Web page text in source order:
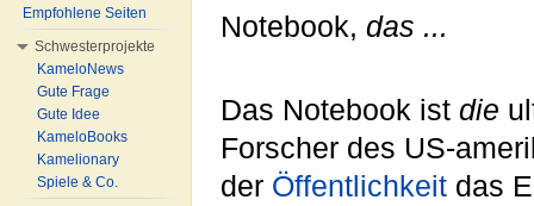
Notebook, das ...
Das Notebook ist die
Forscher des US-
der Öffentlichkeit das
Empfohlene Seiten
Schwesterprojekte
KameloNews
Gute Frage
Gute Idee
KameloBooks
Kamelionary
Spiele & Co.